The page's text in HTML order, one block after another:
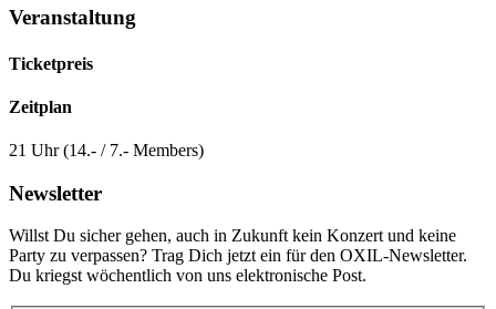
Veranstaltung
Ticketpreis
Zeitplan
21 Uhr (14.- / 7.- Members)
Newsletter
Willst Du sicher gehen, auch in Zukunft kein Konzert und keine
Party zu verpassen? Trag Dich jetzt ein für den OXIL-Newsletter.
Du kriegst wöchentlich von uns elektronische Post.